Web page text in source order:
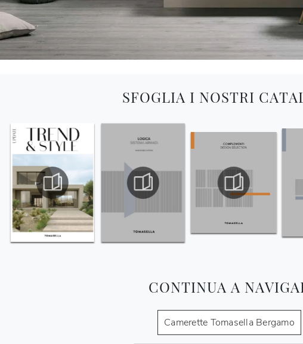
SFOGLIA I NOSTRI
CONTINUA A
Camerette Tomasella Bergamo